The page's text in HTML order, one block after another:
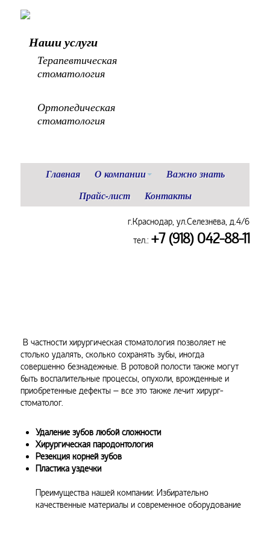
Наши услуги
Терапевтическая
стоматология
Ортопедическая
стоматология
Главная О компании
Важно знать
Прайс-лист
Контакты
г.Краснодар, ул.Селезнёва, д.4/6
тел.: +7 (918) 042-88-11
В частности хирургическая стоматология позволяет не
столько удалять, сколько сохранять зубы, иногда
совершенно безнадежные. В ротовой полости также могут
быть воспалительные процессы, опухоли, врожденные и
приобретенные дефекты – все это также лечит хирург-
стоматолог.
Удаление зубов любой сложности
Хирургическая пародонтология
Резекция корней зубов
Пластика уздечки
Преимущества нашей компании: Избирательно
качественные материалы и современное оборудование